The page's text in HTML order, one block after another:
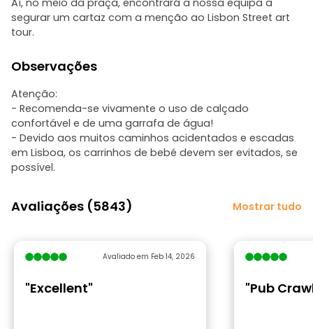
Aí, no meio da praça, encontrará a nossa equipa a
segurar um cartaz com a menção ao Lisbon Street art
tour.
Observações
Atenção:
- Recomenda-se vivamente o uso de calçado
confortável e de uma garrafa de água!
- Devido aos muitos caminhos acidentados e escadas
em Lisboa, os carrinhos de bebé devem ser evitados, se
possível.
Avaliações (5843) Mostrar tudo
Avaliado em Feb 14, 2026
"Excellent" "Pub